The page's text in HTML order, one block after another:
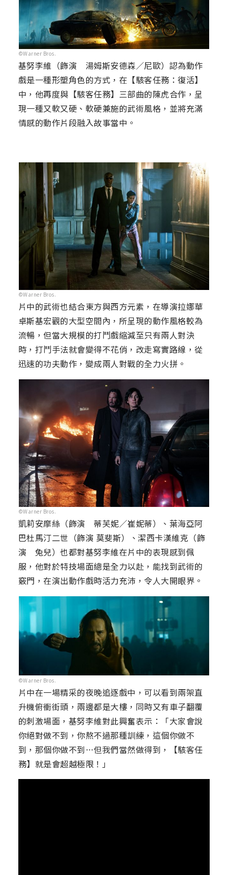
©Warner Bros.
基努李維（飾演 湯姆斯安德森／尼歐）認為動作
戲是一種形塑角色的方式，在【駭客任務：復活】
中，他再度與【駭客任務】三部曲的陳虎合作，呈
現一種又軟又硬、軟硬兼施的武術風格，並將充滿
情感的動作片段融入故事當中。
©Warner Bros.
片中的武術也結合東方與西方元素，在導演拉娜華
卓斯基宏觀的大型空間內，所呈現的動作風格較為
流暢，但當大規模的打鬥戲縮減至只有兩人對決
時，打鬥手法就會變得不花俏，改走寫實路線，從
迅速的功夫動作，變成兩人對戰的全力火拼。
©Warner Bros.
凱莉安摩絲（飾演 蒂芙妮／崔妮蒂）、葉海亞阿
巴杜馬汀二世（飾演 莫斐斯）、潔西卡漢維克（飾
演 兔兒）也都對基努李維在片中的表現感到佩
服，他對於特技場面總是全力以赴，能找到武術的
竅門，在演出動作戲時活力充沛，令人大開眼界。
©Warner Bros.
片中在一場精采的夜晚追逐戲中，可以看到兩架直
升機俯衝街頭，兩邊都是大樓，同時又有車子翻覆
的刺激場面，基努李維對此興奮表示：「大家會說
你絕對做不到，你熬不過那種訓練，這個你做不
到，那個你做不到…但我們當然做得到，【駭客任
務】就是會超越極限！」